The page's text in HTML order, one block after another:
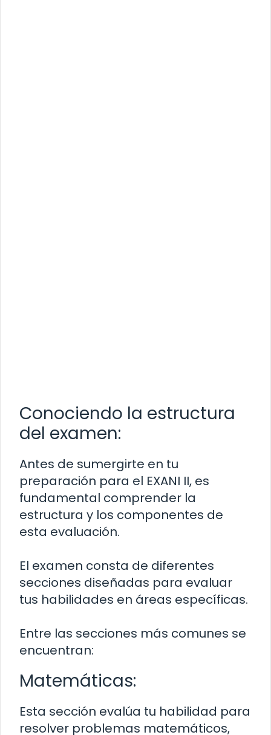
Conociendo la estructura
del examen:
Antes de sumergirte en tu
preparación para el EXANI II, es
fundamental comprender la
estructura y los componentes de
esta evaluación.
El examen consta de diferentes
secciones diseñadas para evaluar
tus habilidades en áreas específicas.
Entre las secciones más comunes se
encuentran:
Matemáticas:
Esta sección evalúa tu habilidad para
resolver problemas matemáticos,